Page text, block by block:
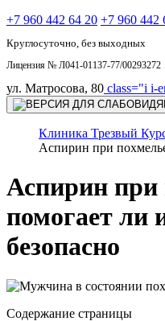
+7 960 442 64 20 +7 960 442
Круглосуточно, без выходных
Лицензия № Л041-01137-77/00293272
ул. Матросова, 80 class="i i-
Клиника Трезвый
Аспирин при
Аспирин при
помогает ли
безопасно
Содержание страницы